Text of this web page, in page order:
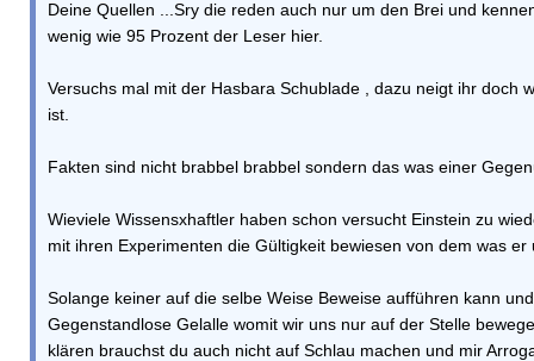
Deine Quellen ...Sry die reden auch nur um den Brei und
wenig wie 95 Prozent der Leser hier.
Versuchs mal mit der Hasbara Schublade , dazu neigt ihr doch
ist.
Fakten sind nicht brabbel brabbel sondern das was einer
Wieviele Wissensxhaftler haben schon versucht Einstein zu
mit ihren Experimenten die Gültigkeit bewiesen von dem was er
Solange keiner auf die selbe Weise Beweise aufführen kann
Gegenstandlose Gelalle womit wir uns nur auf der Stelle
klären brauchst du auch nicht auf Schlau machen und mir